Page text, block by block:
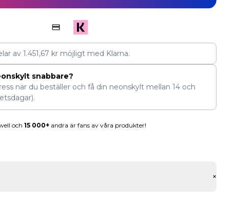
av1.451,67 kr möjligt med Klarna.
snabbare?
när du beställer och få din neonskylt mellan 14och
och 15 000+andra är fans av våra produkter!
+